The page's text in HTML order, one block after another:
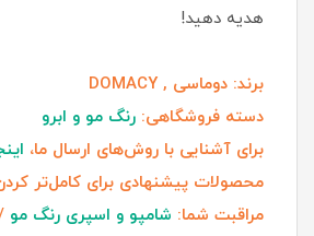
هدیه دهید!
برند: دوماسی , DOMACY
دسته فروشگاهی: رنگ مو و ابرو
برای آشنایی با روش‌های ارسال ما،
محصولات پیشنهادی برای کامل‌تر
مراقبت شما: شامپو و اسپری رنگ مو